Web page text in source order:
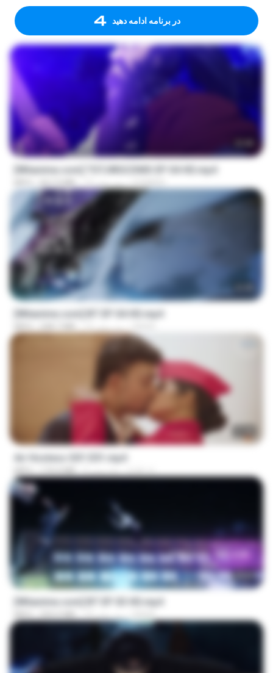
در برنامه ادامه دهید
[Witanime.com] TSTJWGCDMS EP 04 HD.mp4
567.0 MB 13 روز پیش DOMISR
[Witanime.com] BT EP 04 HD.mp4
MP4 248.7 MB 12 روز پیش
Air Hostess S01 E01.mp4
MP4 174.4 MB 3 ماه پیش 민호 이.
[Witanime.com] BT EP 03 HD.mp4
MP4 250.0 MB 19 روز پیش BAXK